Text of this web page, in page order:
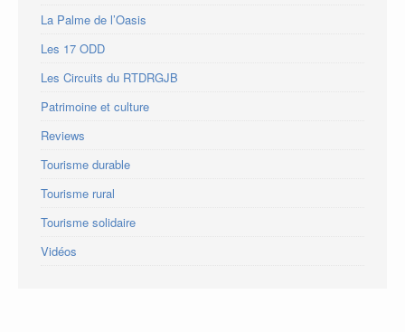
La Palme de l’Oasis
Les 17 ODD
Les Circuits du RTDRGJB
Patrimoine et culture
Reviews
Tourisme durable
Tourisme rural
Tourisme solidaire
Vidéos